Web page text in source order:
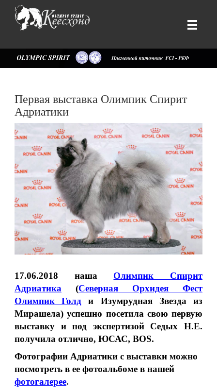
Первая выставка Олимпик Спирит
Адриатики
17.06.2018 наша Олимпик Спирит
Адриатика (Северная Орхидея Фест
Олимпик Голд и Изумрудная Звезда из
Мирашела) успешно посетила свою первую
выставку и под экспертизой Седых Н.Е.
получила отлично, ЮСАС, BOS.
Фотографии Адриатики с выставки можно
посмотреть в ее фотоальбоме в нашей
фотогалерее.